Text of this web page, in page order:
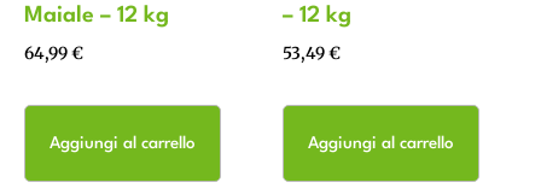
Maiale – 12 kg
64,99€
Aggiungi al carrello
– 12 kg
53,49€
Aggiungi al carrello